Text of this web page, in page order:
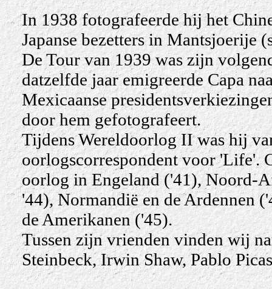
In 1938 fotografeerde hij het
Japanse bezetters in Mantsjoerije
De Tour van 1939 was zijn
datzelfde jaar emigreerde Capa
Mexicaanse
door hem gefotografeert.
Tijdens Wereldoorlog II was hij
oorlogscorrespondent voor 'Life'.
oorlog in Engeland ('41), Noord-
'44), Normandië en de Ardennen
de Amerikanen ('45).
Tussen zijn vrienden vinden wij
Steinbeck, Irwin Shaw, Pablo